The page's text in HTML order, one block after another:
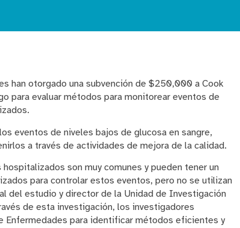
han otorgado una subvención de $250,000 a Cook
para evaluar métodos para monitorear eventos de
eventos de niveles bajos de glucosa en sangre,
a través de actividades de mejora de la calidad.
son muy comunes y pueden tener un
para controlar estos eventos, pero no se utilizan
del estudio y director de la Unidad de Investigación
de esta investigación, los investigadores
Enfermedades para identificar métodos eficientes y